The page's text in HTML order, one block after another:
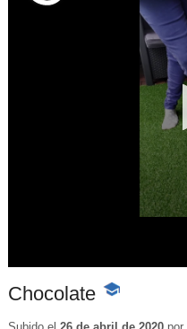
Chocolate -